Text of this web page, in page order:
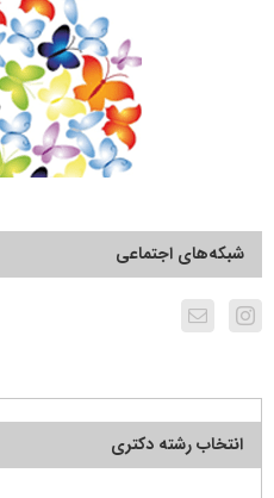
شبکه‌های اجتماعی
انتخاب رشته دکتری